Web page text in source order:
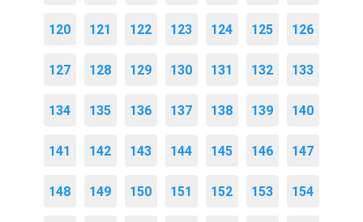
120 121 122 123 124 125 126
127 128 129 130 131 132 133
134 135 136 137 138 139 140
141 142 143 144 145 146 147
148 149 150 151 152 153 154